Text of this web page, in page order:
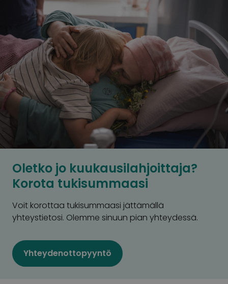
Oletko jo kuukausilahjoittaja?
Korota tukisummaasi
Voit korottaa tukisummaasi jättämällä
yhteystietosi. Olemme sinuun pian yhteydessä.
Yhteydenottopyyntö